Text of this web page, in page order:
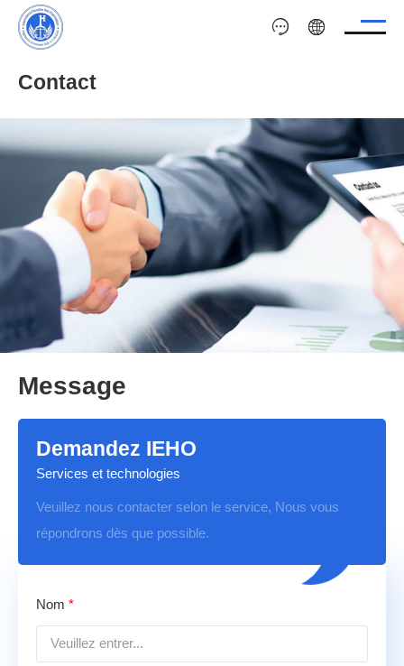
Contact
Message
Demandez IEHO
Services et technologies
Veuillez nous contacter selon le service, Nous vous
répondrons dès que possible.
Nom *